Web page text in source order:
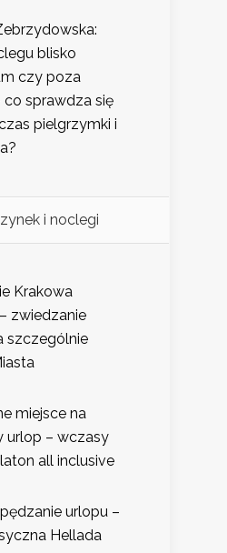
blisko
czy poza
co sprawdza się
pielgrzymki i
i noclegi
Krakowa
zwiedzanie
szczególnie
miejsce na
urlop – wczasy
all inclusive
urlopu –
Hellada